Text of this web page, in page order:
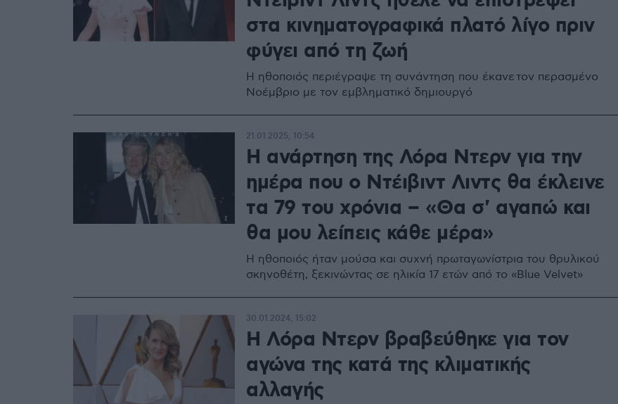
στα κινηματογραφικά πλατό λίγο πριν
φύγει από τη ζωή
Η ηθοποιός περιέγραψε τη συνάντηση που έκανε τον περασμένο
Νοέμβριο με τον εμβληματικό δημιουργό
Η ανάρτηση της Λόρα Ντερν για την
ημέρα που ο Ντέιβιντ Λιντς θα έκλεινε
τα 79 του χρόνια – «Θα σ' αγαπώ και
θα μου λείπεις κάθε μέρα»
Η ηθοποιός ήταν μούσα και συχνή πρωταγωνίστρια του θρυλικού
σκηνοθέτη, ξεκινώντας σε ηλικία 17 ετών από το «Blue Velvet»
21.01.2025, 10:54
Η Λόρα Ντερν βραβεύθηκε για τον
αγώνα της κατά της κλιματικής
αλλαγής
30.01.2024, 15:02